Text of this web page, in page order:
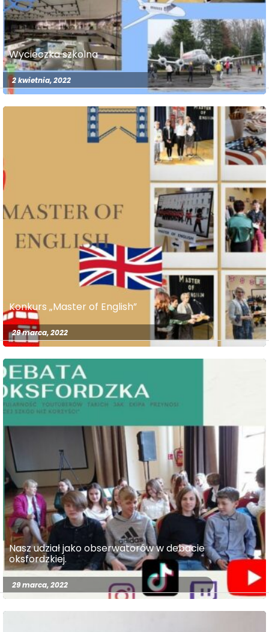
Wycieczka szkolna
2 kwietnia, 2022
Konkurs „Master of English”
29 marca, 2022
Nasz udział jako obserwatorów w debacie
oksfordzkiej.
29 marca, 2022